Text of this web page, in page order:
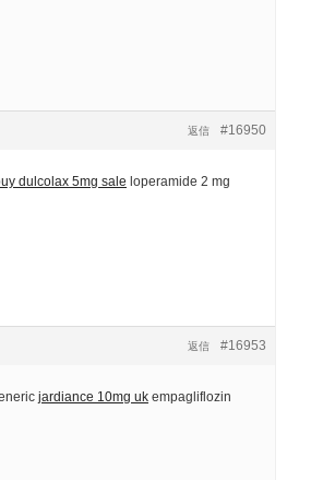
#16950
返信
dulcolax 5mg sale loperamide 2 mg
#16953
返信
jardiance 10mg uk empagliflozin